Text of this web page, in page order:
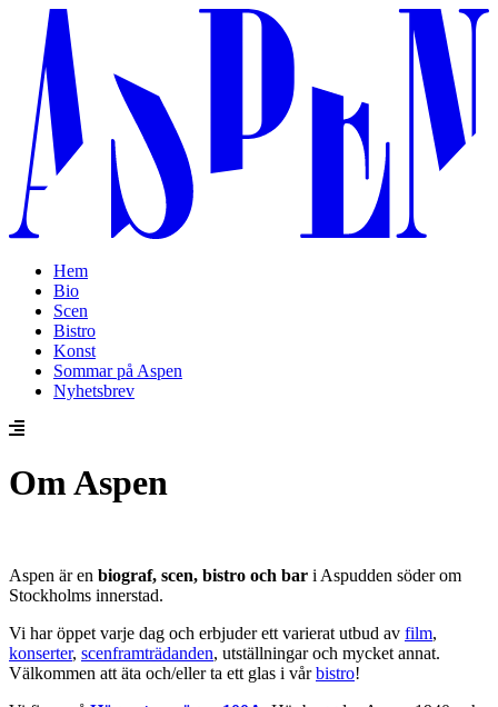
Hem
Bio
Scen
Bistro
Konst
Sommar på Aspen
Nyhetsbrev
Om Aspen
Aspen är en biograf, scen, bistro och bar i Aspudden söder om
Stockholms innerstad.
Vi har öppet varje dag och erbjuder ett varierat utbud av film,
konserter, scenframträdanden, utställningar och mycket annat.
Välkommen att äta och/eller ta ett glas i vårbistro!